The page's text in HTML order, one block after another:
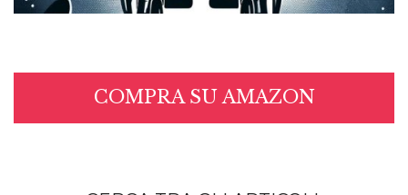
COMPRA SU AMAZON